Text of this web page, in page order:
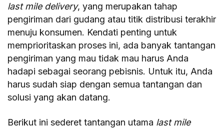
last mile delivery, yang merupakan tahap
pengiriman dari gudang atau titik distribusi terakhir
menuju konsumen. Kendati penting untuk
memprioritaskan proses ini, ada banyak tantangan
pengiriman yang mau tidak mau harus Anda
hadapi sebagai seorang pebisnis. Untuk itu, Anda
harus sudah siap dengan semua tantangan dan
solusi yang akan datang.
Berikut ini sederet tantangan utama last mile